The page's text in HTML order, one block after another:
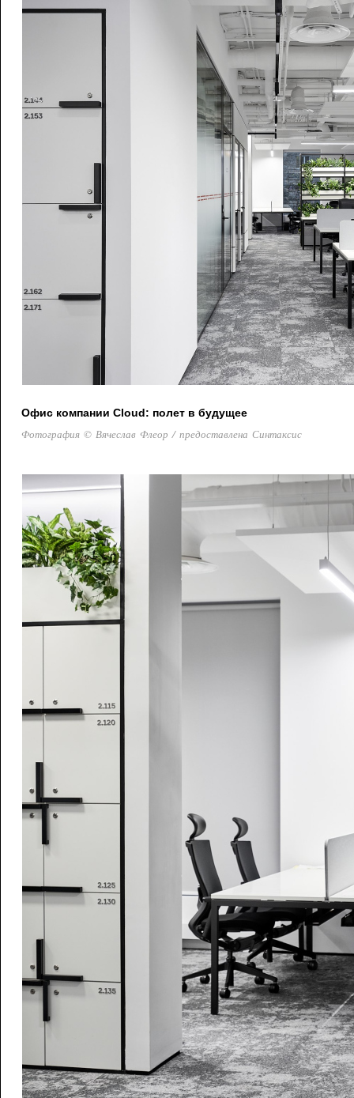
Офис компании Cloud: полет в будущее
Фотография © Вячеслав Флеор / предоставлена Синтаксис